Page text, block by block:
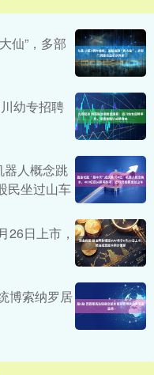
仙”，多部
幼专招聘
器人概念跳
民坐过山车
26日上市，
博索纳罗居